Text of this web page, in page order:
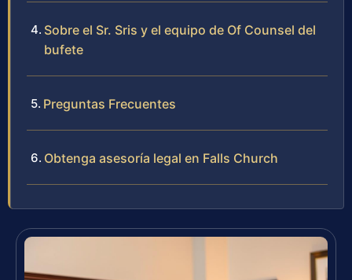
Sobre el Sr. Sris y el equipo de Of Counsel del
bufete
Preguntas Frecuentes
Obtenga asesoría legal en Falls Church